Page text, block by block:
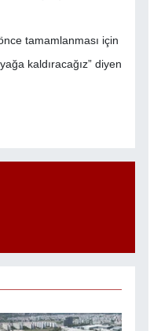
tamamlanması için
kaldıracağız” diyen